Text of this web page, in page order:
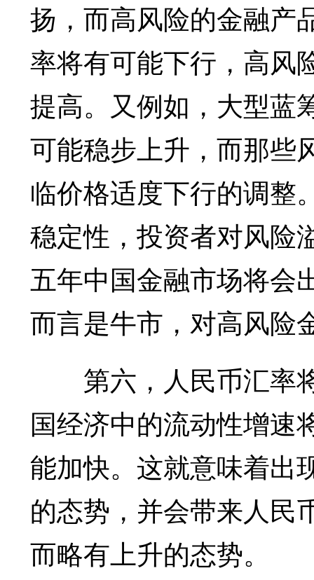
扬，而高风险的金融产
率将有可能下行，高风
提高。又例如，大型蓝
可能稳步上升，而那些
临价格适度下行的调整
稳定性，投资者对风险
五年中国金融市场将会
而言是牛市，对高风险
第六，人民币汇率
国经济中的流动性增速
能加快。这就意味着出
的态势，并会带来人民
而略有上升的态势。